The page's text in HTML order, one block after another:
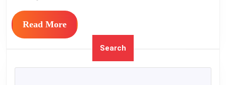
Read MoreRead
More
Search